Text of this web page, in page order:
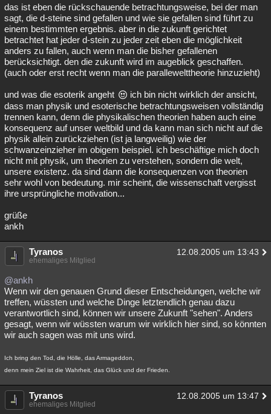
das ist eben die rückschauende betrachtungsweise, bei der man
sagt, die d-steine sind gefallen und wie sie gefallen sind führt zu
einem bestimmten ergebnis. aber in die zukunft gerichtet
betrachtet hat jeder d-stein zu jeder zeit eben die möglichkeit
anders zu fallen, auch wenn man die bisher gefallenen
berücksichtigt. den die zukunft wird im augeblick geschaffen.
(auch oder erst recht wenn man die parallewelttheorie hinzuzieht)
und was die esoterik angeht
ich bin nicht wirklich der ansicht,
dass man physik und esoterische betrachtungsweisen vollständig
trennen kann, denn die physikalischen theorien haben auch eine
konsequenz auf unser weltbild und da kann man sich nicht auf die
physik allein zurückziehen (ist ja langweilig) wie der
schwanzeinzieher im obigem beispiel. ich beschäftige mich doch
nicht mit physik, um theorien zu verstehen, sondern die welt,
unsere existenz. da sind dann die konsequenzen von theorien
sehr wohl von bedeutung. mir scheint, die wissenschaft vergisst
ihre ursprüngliche motivation...
grüße
ankh
Tyranos 12.08.2005 um 13:43
ehemaliges Mitglied
@ankh
Wenn wir den genauen Grund dieser Entscheidungen, welche wir
treffen, wüssten und welche Dinge letztendlich genau dazu
verantwortlich sind, können wir unsere Zukunft "sehen". Anders
gesagt, wenn wir wüssten warum wir wirklich hier sind, so könnten
wir auch sagen was mit uns wird.
Ich bring den Tod, die Hölle, das Armageddon,
denn mein Ziel ist die Wahrheit, das Glück und der Frieden.
Tyranos 12.08.2005 um 13:47
ehemaliges Mitglied